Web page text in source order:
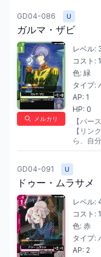
GD04-086 U
ガルマ・ザビ
メルカリ
レベル:
コスト: 1
色: 緑
タイプ:
AP: 1
HP: 0
【バー
【リン
ら、自
GD04-091 U
ドゥー・ムラサメ
レベル:
コスト: 1
色: 赤
タイプ:
AP: 2